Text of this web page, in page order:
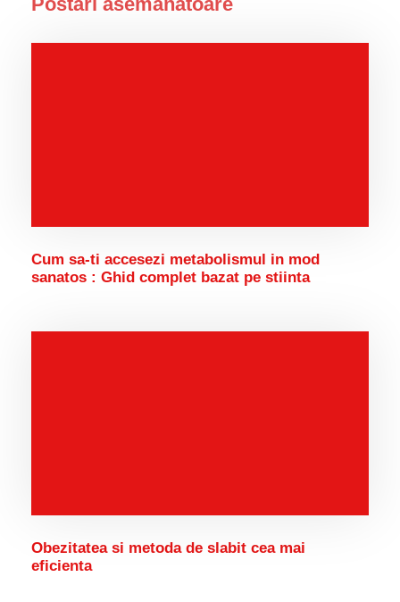
Cum sa-ti accesezi metabolismul in mod
sanatos : Ghid complet bazat pe stiinta
Obezitatea si metoda de slabit cea mai
eficienta